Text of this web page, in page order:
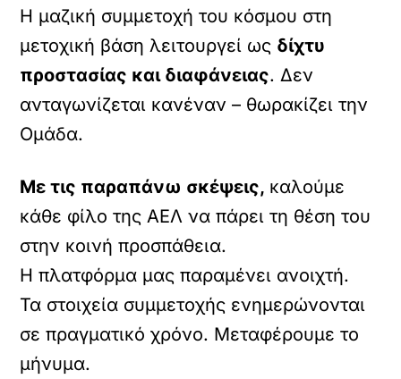
Η μαζική συμμετοχή του κόσμου στη
μετοχική βάση λειτουργεί ως δίχτυ
προστασίας και διαφάνειας. Δεν
ανταγωνίζεται κανέναν – θωρακίζει την
Ομάδα.
Με τις παραπάνω σκέψεις, καλούμε
κάθε φίλο της ΑΕΛ να πάρει τη θέση του
στην κοινή προσπάθεια.
Η πλατφόρμα μας παραμένει ανοιχτή.
Τα στοιχεία συμμετοχής ενημερώνονται
σε πραγματικό χρόνο. Μεταφέρουμε το
μήνυμα.